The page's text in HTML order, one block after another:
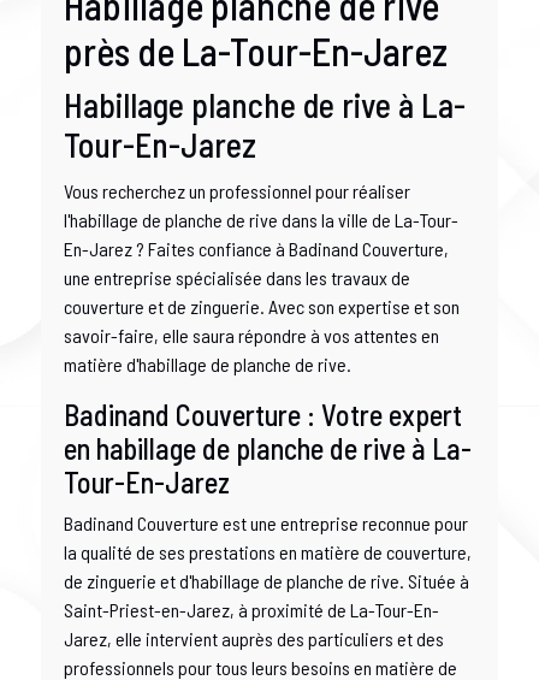
près de La-Tour-En-Jarez
Habillage planche de rive à La-
Tour-En-Jarez
Vous recherchez un professionnel pour réaliser
l'habillage de planche de rive dans la ville de La-Tour-
En-Jarez ? Faites confiance à Badinand Couverture,
une entreprise spécialisée dans les travaux de
couverture et de zinguerie. Avec son expertise et son
savoir-faire, elle saura répondre à vos attentes en
matière d'habillage de planche de rive.
Badinand Couverture : Votre expert
en habillage de planche de rive à La-
Tour-En-Jarez
Badinand Couverture est une entreprise reconnue pour
la qualité de ses prestations en matière de couverture,
de zinguerie et d'habillage de planche de rive. Située à
Saint-Priest-en-Jarez, à proximité de La-Tour-En-
Jarez, elle intervient auprès des particuliers et des
professionnels pour tous leurs besoins en matière de